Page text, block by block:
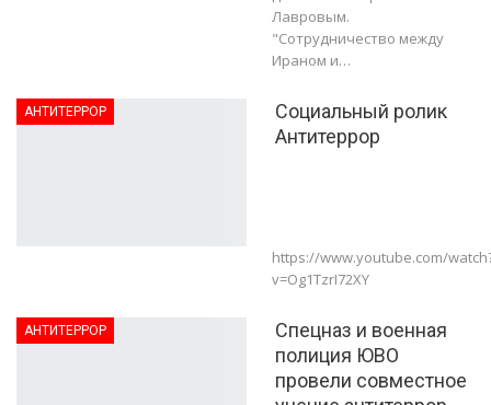
Лавровым.
"Сотрудничество между
Ираном и…
АНТИТЕРРОР
Социальный ролик
Антитеррор
https://www.youtube.com/
v=Og1TzrI72XY
АНТИТЕРРОР
Спецназ и военная
полиция ЮВО
провели совместное